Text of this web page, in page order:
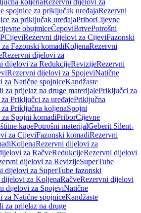
koljenaRezervni dijelovi za
spojnice za priključak uređajaRezervni
za priključak uređajaPriborCijevne
obujmiceČepoviBrtvePotrošni
CijeviRezervni dijelovi za CijeviFazonski
Fazonski komadiKoljenaRezervni
Rezervni dijelovi za
dijelovi za RedukcijeRevizijeRezervni
Rezervni dijelovi za SpojeviNatične
za Natične spojniceKandžaste
za prijelaz na druge materijalePriključci za
Priključci za uređajePriključna
Priključna koljenaSpojni
Spojni komadiPriborCijevne
kapePotrošni materijalGeberit Silent-
za CijeviFazonski komadiRezervni
KoljenaRezervni dijelovi za
za RačveRedukcijeRezervni dijelovi
dijelovi za RevizijeSuperTube
dijelovi za SuperTube fazonski
za KoljenaRačveRezervni dijelovi
dijelovi za SpojeviNatične
za Natične spojniceKandžaste
za prijelaz na druge